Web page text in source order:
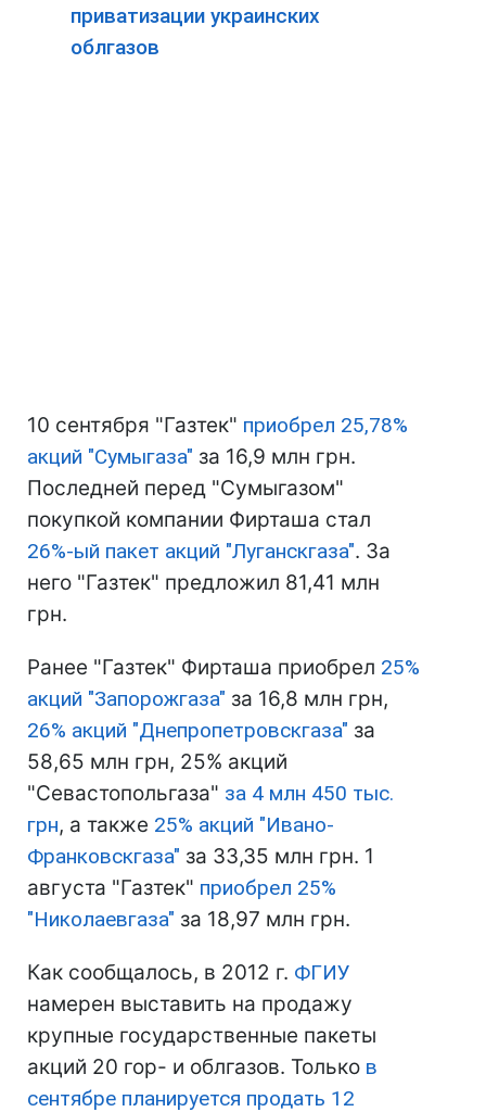
приватизации украинских
облгазов
10 сентября "Газтек" приобрел 25,78%
акций "Сумыгаза" за 16,9 млн грн.
Последней перед "Сумыгазом"
покупкой компании Фирташа стал
26%-ый пакет акций "Луганскгаза". За
него "Газтек" предложил 81,41 млн
грн.
Ранее "Газтек" Фирташа приобрел 25%
акций "Запорожгаза" за 16,8 млн грн,
26% акций "Днепропетровскгаза" за
58,65 млн грн, 25% акций
"Севастопольгаза" за 4 млн 450 тыс.
грн, а также 25% акций "Ивано-
Франковскгаза" за 33,35 млн грн. 1
августа "Газтек" приобрел 25%
"Николаевгаза" за 18,97 млн грн.
Как сообщалось, в 2012 г. ФГИУ
намерен выставить на продажу
крупные государственные пакеты
акций 20 гор- и облгазов. Только в
сентябре планируется продать 12